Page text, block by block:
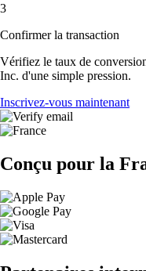
3
Confirmer la transaction
Vérifiez le taux de
Inc. d'une simple pression.
Inscrivez-vous maintenant
Conçu pour la